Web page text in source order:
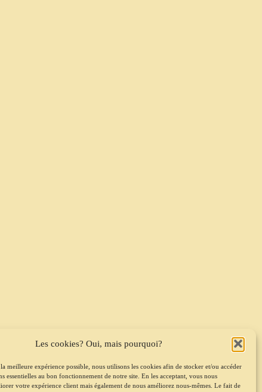
Les cookies? Oui, mais pourquoi?
meilleure expérience possible, nous utilisons les cookies afin de stocker et/ou accéder
essentielles au bon fonctionnement de notre site. En les acceptant, vous nous
votre expérience client mais également de nous améliorez nous-mêmes. Le fait de